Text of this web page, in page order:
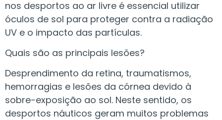
nos desportos ao ar livre é essencial utilizar
óculos de sol para proteger contra a radiação
UV e o impacto das partículas.
Quais são as principais lesões?
Desprendimento da retina, traumatismos,
hemorragias e lesões da córnea devido à
sobre-exposição ao sol. Neste sentido, os
desportos náuticos geram muitos problemas